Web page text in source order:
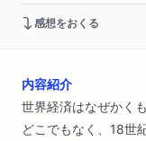
感想をおくる
内容紹介
世界経済はなぜかく
どこでもなく、18世